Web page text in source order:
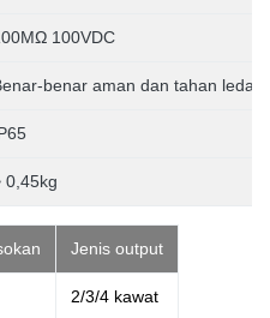
100VDC
benar aman dan tahan
0,45kg
Jenis output
2/3/4 kawat